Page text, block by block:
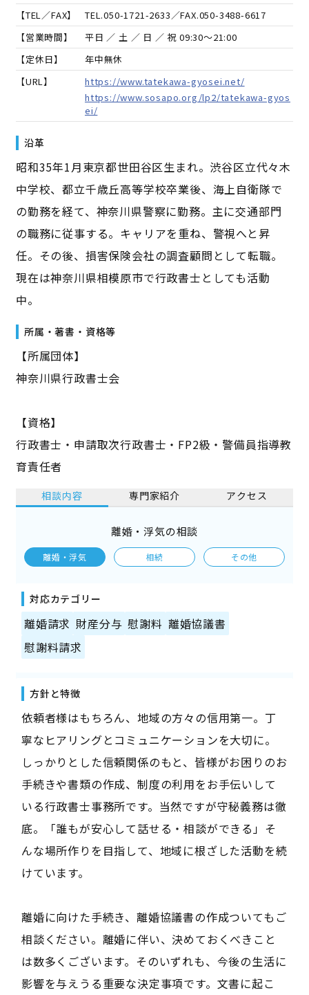
【TEL／FAX】
TEL.050-1721-2633 ／FAX.050-3488-6617
【営業時間】
平日 ／ 土 ／ 日 ／ 祝 09:30～21:00
【定休日】
年中無休
【URL】
https://www.tatekawa-gyosei.net/
https://www.sosapo.org/lp2/tatekawa-gyos
ei/
沿革
昭和35年1月東京都世田谷区生まれ。渋谷区立代々木
中学校、都立千歳丘高等学校卒業後、海上自衛隊で
の勤務を経て、神奈川県警察に勤務。主に交通部門
の職務に従事する。キャリアを重ね、警視へと昇
任。その後、損害保険会社の調査顧問として転職。
現在は神奈川県相模原市で行政書士としても活動
中。
所属・著書・資格等
【所属団体】
神奈川県行政書士会
【資格】
行政書士・申請取次行政書士・FP2級・警備員指導教
育責任者
相談内容 専門家紹介 アクセス
離婚・浮気の相談
離婚・浮気 相続 その他
対応カテゴリー
離婚請求 財産分与 慰謝料 離婚協議書
慰謝料請求
方針と特徴
依頼者様はもちろん、地域の方々の信用第一。丁
寧なヒアリングとコミュニケーションを大切に。
しっかりとした信頼関係のもと、皆様がお困りのお
手続きや書類の作成、制度の利用をお手伝いして
いる行政書士事務所です。当然ですが守秘義務は徹
底。「誰もが安心して話せる・相談ができる」そ
んな場所作りを目指して、地域に根ざした活動を続
けています。
離婚に向けた手続き、離婚協議書の作成ついてもご
相談ください。離婚に伴い、決めておくべきこと
は数多くございます。そのいずれも、今後の生活に
影響を与えうる重要な決定事項です。文書に起こ